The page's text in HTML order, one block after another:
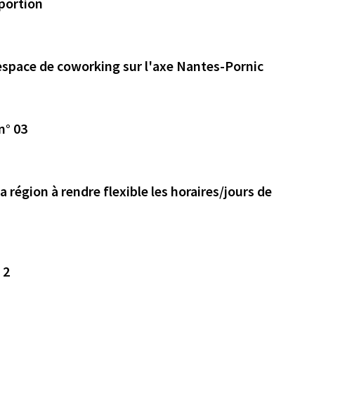
de coworking sur l'axe Nantes-Pornic
03
région à rendre flexible les horaires/jours de